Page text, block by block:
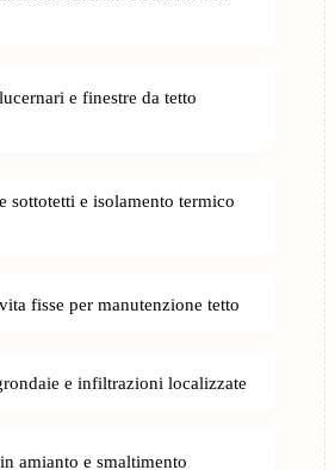
e finestre da tetto
sottotetti e isolamento termico
fisse per manutenzione tetto
e infiltrazioni localizzate
amianto e smaltimento